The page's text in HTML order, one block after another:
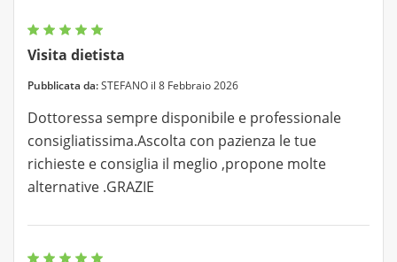
Visita dietista
Pubblicata da:STEFANO il 8 Febbraio 2026
Dottoressa sempre disponibile e professionale
consigliatissima.Ascolta con pazienza le tue
richieste e consiglia il meglio ,propone molte
alternative .GRAZIE